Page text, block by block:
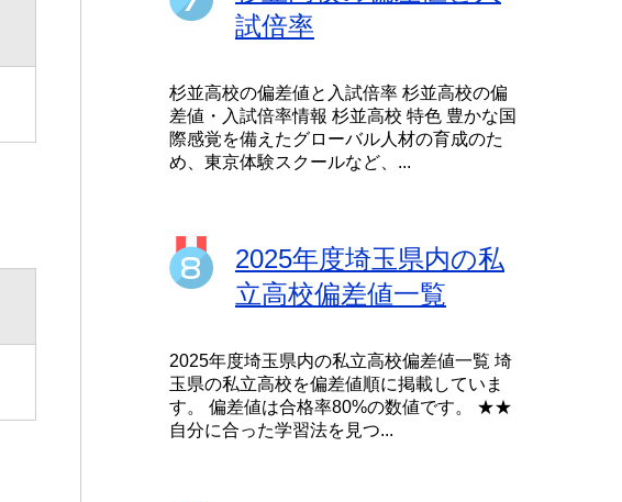
試倍率
杉並高校の偏差値と入試倍率 杉並高校の偏
差値・入試倍率情報 杉並高校 特色 豊かな国
際感覚を備えたグローバル人材の育成のた
め、東京体験スクールなど、...
2025年度埼玉県内の私
立高校偏差値一覧
2025年度埼玉県内の私立高校偏差値一覧 埼
玉県の私立高校を偏差値順に掲載していま
す。 偏差値は合格率80%の数値です。 ★★
自分に合った学習法を見つ...